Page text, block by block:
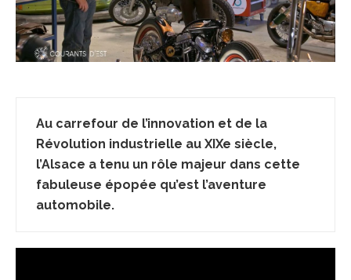
Au carrefour de l’innovation et de la
Révolution industrielle au XIXe siècle,
l’Alsace a tenu un rôle majeur dans cette
fabuleuse épopée qu’est l’aventure
automobile.